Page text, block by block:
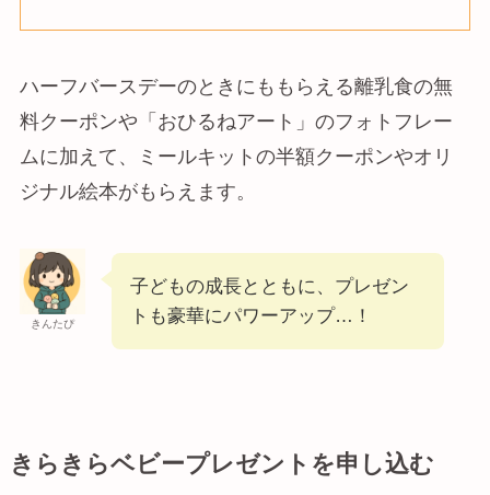
ハーフバースデーのときにももらえる離乳食の無
料クーポンや「おひるねアート」のフォトフレー
ムに加えて、ミールキットの半額クーポンやオリ
ジナル絵本がもらえます。
きんたぴ
子どもの成長とともに、プレゼン
トも豪華にパワーアップ…！
きらきらベビープレゼントを申し込む